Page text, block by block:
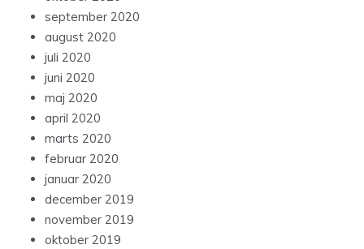
september 2020
august 2020
juli 2020
juni 2020
maj 2020
april 2020
marts 2020
februar 2020
januar 2020
december 2019
november 2019
oktober 2019